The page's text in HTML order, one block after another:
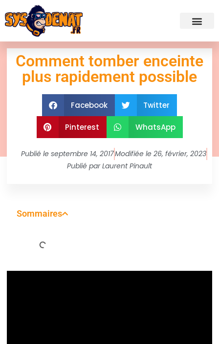
Comment tomber enceinte
plus rapidement possible
Facebook Twitter
Pinterest WhatsApp
Publié le septembre 14, 2017Modifiée le 26, février, 2023
Publié parLaurent Pinault
Sommaires